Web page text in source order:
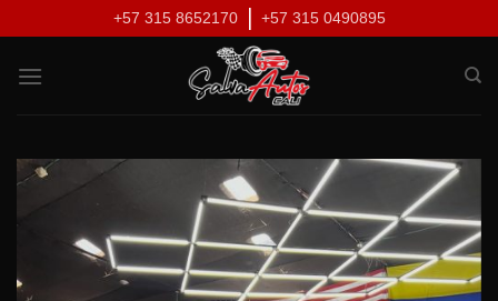
to
content
+57 315 8652170| +57 315 0490895